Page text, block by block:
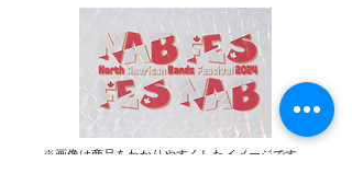
※画像は商品をわかりやすくしたイメージです。